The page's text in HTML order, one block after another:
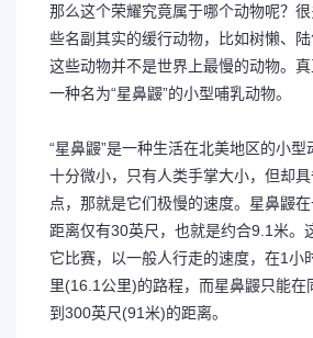
那么这个荣耀究竟属于哪个动物呢？
些名副其实的缓行动物，比如树懒、陆
这些动物并不是世界上最慢的动物。真
一种名为“星鼻鼹”的小型哺乳动物。
“星鼻鼹”是一种生活在北美地区的小
十分微小，只有人类手掌大小，但却
点，那就是它们极慢的速度。星鼻鼹
距离仅有30英尺，也就是约合9.1米。
它比赛，以一般人行走的速度，在1小
里(16.1公里)的路程，而星鼻鼹只能在
到300英尺(91米)的距离。